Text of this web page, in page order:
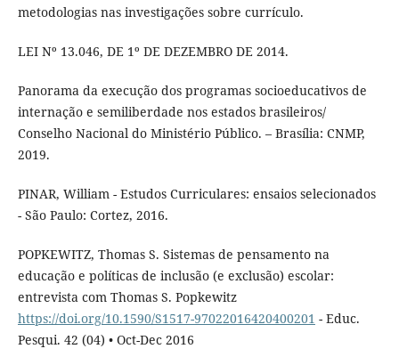
metodologias nas investigações sobre currículo.
LEI Nº 13.046, DE 1º DE DEZEMBRO DE 2014.
Panorama da execução dos programas socioeducativos de
internação e semiliberdade nos estados brasileiros/
Conselho Nacional do Ministério Público. – Brasília: CNMP,
2019.
PINAR, William - Estudos Curriculares: ensaios selecionados
- São Paulo: Cortez, 2016.
POPKEWITZ, Thomas S. Sistemas de pensamento na
educação e políticas de inclusão (e exclusão) escolar:
entrevista com Thomas S. Popkewitz
https://doi.org/10.1590/S1517-97022016420400201 - Educ.
Pesqui. 42 (04) • Oct-Dec 2016